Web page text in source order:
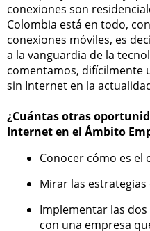
conexiones son
Colombia está en todo,
conexiones móviles, es
a la vanguardia de la
comentamos, difícilmente
sin Internet en la
¿Cuántas otras
Internet en el Ámbito
Conocer cómo es el
Mirar las
Implementar las
con una empresa